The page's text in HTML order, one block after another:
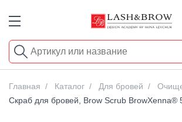
Главная Каталог Для бровей
Скраб для бровей, Brow Scrub BrowXenna®